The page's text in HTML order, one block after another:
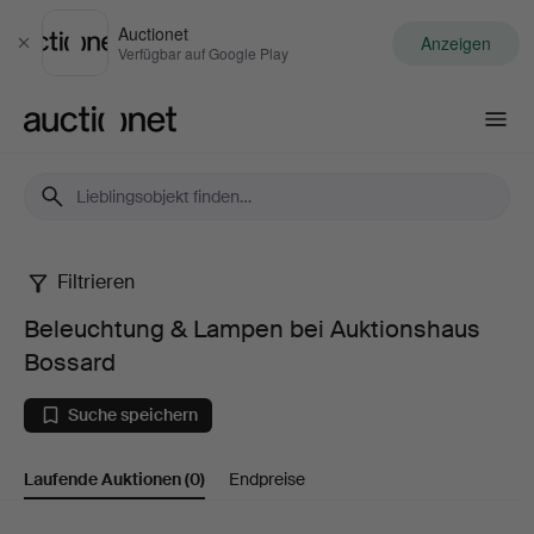
Schließen
Auctionet
Verfügbar auf Google Play Anzeigen
Beleuchtung
Lampen
bei
Filtrieren
Beleuchtung & Lampen bei Auktionshaus
Bossard
Suche speichern
Laufende Auktionen(0) Endpreise